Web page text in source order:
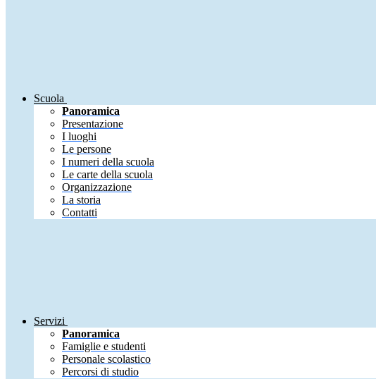
Scuola
Panoramica
Presentazione
I luoghi
Le persone
I numeri della scuola
Le carte della scuola
Organizzazione
La storia
Contatti
Servizi
Panoramica
Famiglie e studenti
Personale scolastico
Percorsi di studio